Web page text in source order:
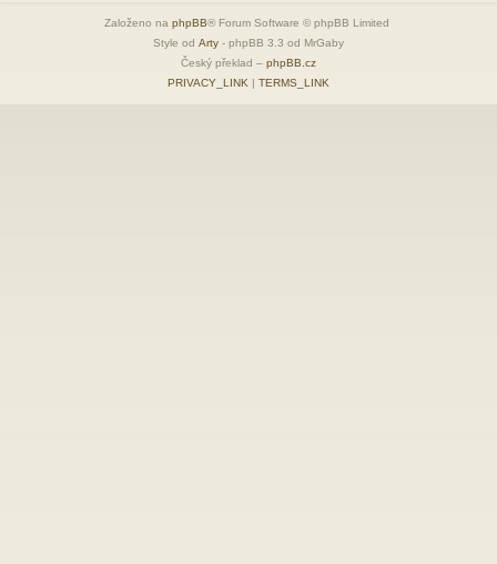
Založeno na phpBB® Forum Software © phpBB Limited
Style od Arty - phpBB 3.3 od MrGaby
Český překlad – phpBB.cz
PRIVACY_LINK | TERMS_LINK